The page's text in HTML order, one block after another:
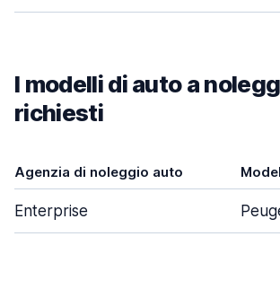
I modelli di auto a
richiesti
Agenzia di noleggio auto
Enterprise